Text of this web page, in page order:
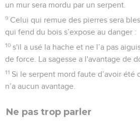
un mur sera mordu par un serpent.
9 Celui qui remue des pierres sera
qui fend du bois s’expose au danger :
10 s'il a usé la hache et ne l’a pas
de force. La sagesse a l'avantage de
11 Si le serpent mord faute d’avoir été
n’a aucun avantage.
Ne pas trop parler